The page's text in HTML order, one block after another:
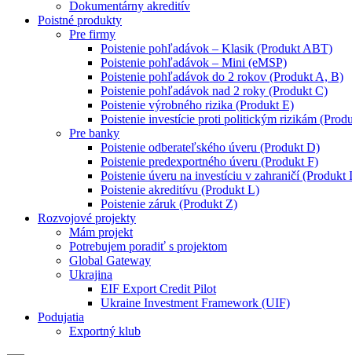
Dokumentárny akreditív
Poistné produkty
Pre firmy
Poistenie pohľadávok – Klasik (Produkt ABT)
Poistenie pohľadávok – Mini (eMSP)
Poistenie pohľadávok do 2 rokov (Produkt A, B)
Poistenie pohľadávok nad 2 roky (Produkt C)
Poistenie výrobného rizika (Produkt E)
Poistenie investície proti politickým rizikám
Pre banky
Poistenie odberateľského úveru (Produkt D)
Poistenie predexportného úveru (Produkt F)
Poistenie úveru na investíciu v zahraničí (Produkt
Poistenie akreditívu (Produkt L)
Poistenie záruk (Produkt Z)
Rozvojové projekty
Mám projekt
Potrebujem poradiť s projektom
Global Gateway
Ukrajina
EIF Export Credit Pilot
Ukraine Investment Framework (UIF)
Podujatia
Exportný klub